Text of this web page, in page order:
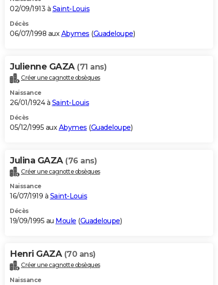
02/09/1913 à Saint-Louis
Décès
06/07/1998 auxAbymes (Guadeloupe)
Julienne GAZA (71 ans)
Créer une cagnotte obsèques
Naissance
26/01/1924 à Saint-Louis
Décès
05/12/1995 aux Abymes (Guadeloupe)
Julina GAZA (76 ans)
Créer une cagnotte obsèques
Naissance
16/07/1919 à Saint-Louis
Décès
19/09/1995 au Moule (Guadeloupe)
Henri GAZA (70 ans)
Créer une cagnotte obsèques
Naissance